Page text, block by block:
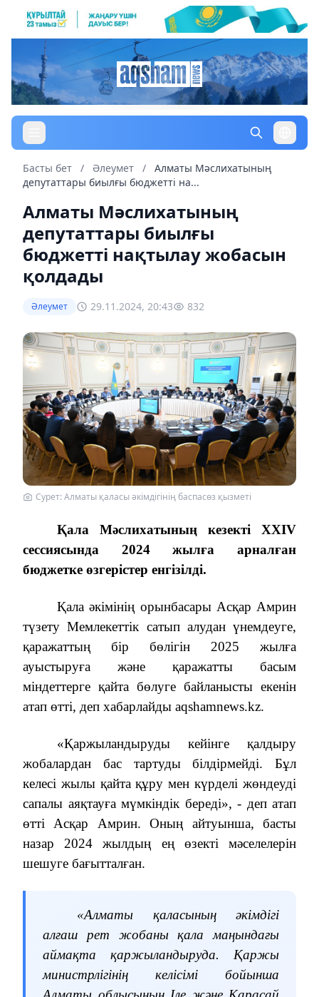
Басты бет / Әлеумет /
Алматы Мәслихатының
депутаттары биылғы бюджетті на...
Алматы Мәслихатының
депутаттары биылғы
бюджетті нақтылау жобасын
қолдады
Әлеумет 29.11.2024, 20:43 832
Cурет: Алматы қаласы әкімдігінің баспасөз қызметі
Қала Мәслихатының кезекті XXIV
сессиясында 2024 жылға арналған
бюджетке өзгерістер енгізілді.
Қала әкімінің орынбасары Асқар Амрин
түзету Мемлекеттік сатып алудан үнемдеуге,
қаражаттың бір бөлігін 2025 жылға
ауыстыруға және қаражатты басым
міндеттерге қайта бөлуге байланысты екенін
атап өтті, деп хабарлайды aqshamnews.kz.
«Қаржыландыруды кейінге қалдыру
жобалардан бас тартуды білдірмейді. Бұл
келесі жылы қайта құру мен күрделі жөндеуді
сапалы аяқтауға мүмкіндік береді», - деп атап
өтті Асқар Амрин. Оның айтуынша, басты
назар 2024 жылдың ең өзекті мәселелерін
шешуге бағытталған.
«Алматы қаласының әкімдігі
алғаш рет жобаны қала маңындағы
аймақта қаржыландыруда. Қаржы
министрлігінің келісімі бойынша